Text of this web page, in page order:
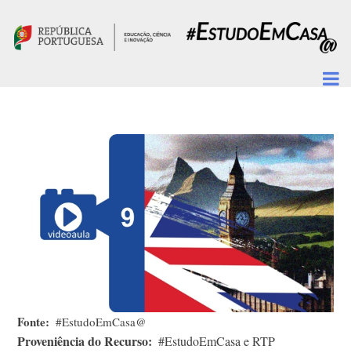
Fonte #EstudoEmCasa@
Proveniência do Recurso #EstudoEmCasa e RTP